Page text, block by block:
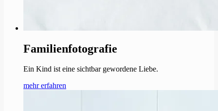
Familienfotografie
Ein Kind ist eine sichtbar gewordene Liebe.
mehr erfahren